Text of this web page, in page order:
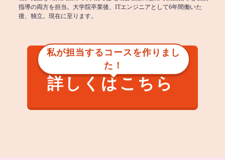
指導の両方を担当。大学院卒業後、ITエンジニアとして6年間働いた
後、独立。現在に至ります。
私が担当するコースを作りまし
た！
詳しくはこちら